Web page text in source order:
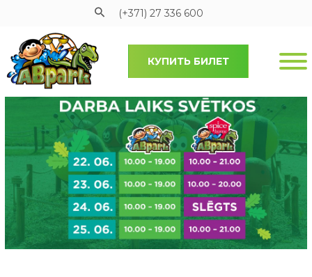
Pāriet uz galveno saturu
(+371) 27 336 600
КУПИТЬ БИЛЕТ